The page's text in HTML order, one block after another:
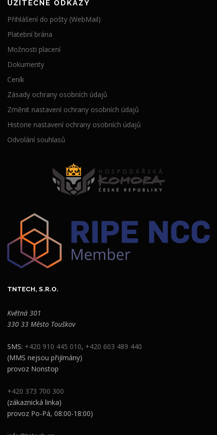
UŽITEČNÉ ODKAZY
Přihlášení do pošty (WebMail)
Platební brána
Možnosti placení
Dokumenty
Ceník
Zásady ochrany osobních údajů
Změnit nastavení ochrany osobních údajů
Historie nastavení ochrany osobních údajů
Odvolání souhlasů
TNTECH, S.R.O.
Květná 301
330 33 Město Touškov
SMS: +420 910 445 010, +420 603 489 440
(MMS nejsou přijímány)
provoz Nonstop
+420 373 700 300
(zákaznická linka)
provoz Po-Pá, 08:00-18:00)